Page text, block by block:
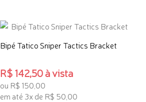
Bipé Tatico Sniper Tactics Bracket
R$ 142,50 à vista
ou R$ 150,00
em até 3x de R$ 50,00